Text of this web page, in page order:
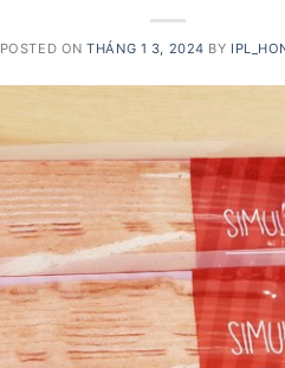
POSTED ONTHÁNG 1 3, 2024 BY